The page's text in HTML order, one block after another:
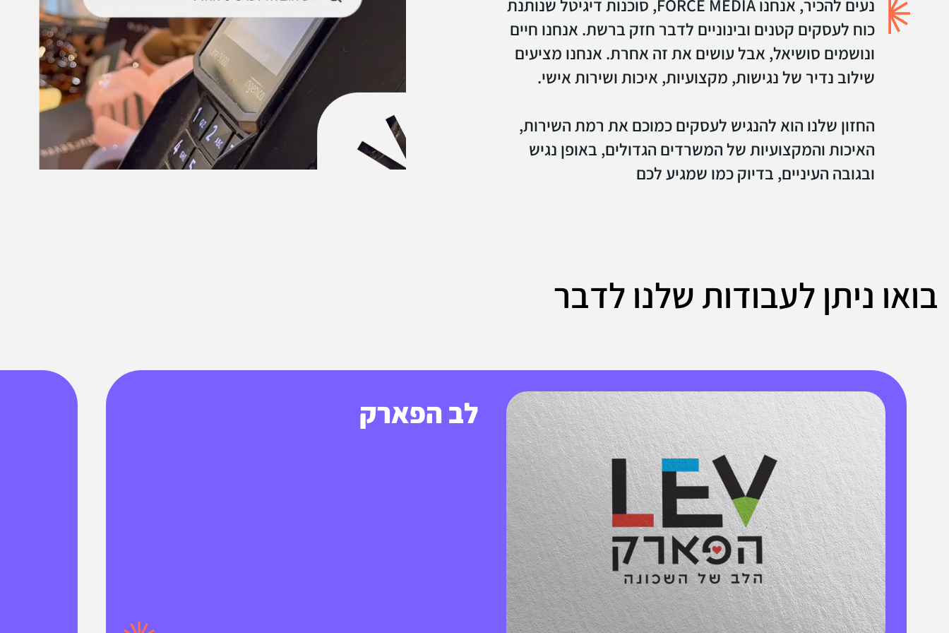
נעים להכיר, אנחנו FORCE MEDIA, סוכנות דיגיטל שנותנת
כוח לעסקים קטנים ובינוניים לדבר חזק ברשת. אנחנו חיים
ונושמים סושיאל, אבל עושים את זה אחרת. אנחנו מציעים
שילוב נדיר של נגישות, מקצועיות, איכות ושירות אישי.
החזון שלנו הוא להנגיש לעסקים כמוכם את רמת השירות,
האיכות והמקצועיות של המשרדים הגדולים, באופן נגיש
ובגובה העיניים, בדיוק כמו שמגיע לכם
בואו ניתן לעבודות שלנו לדבר
לב הפארק